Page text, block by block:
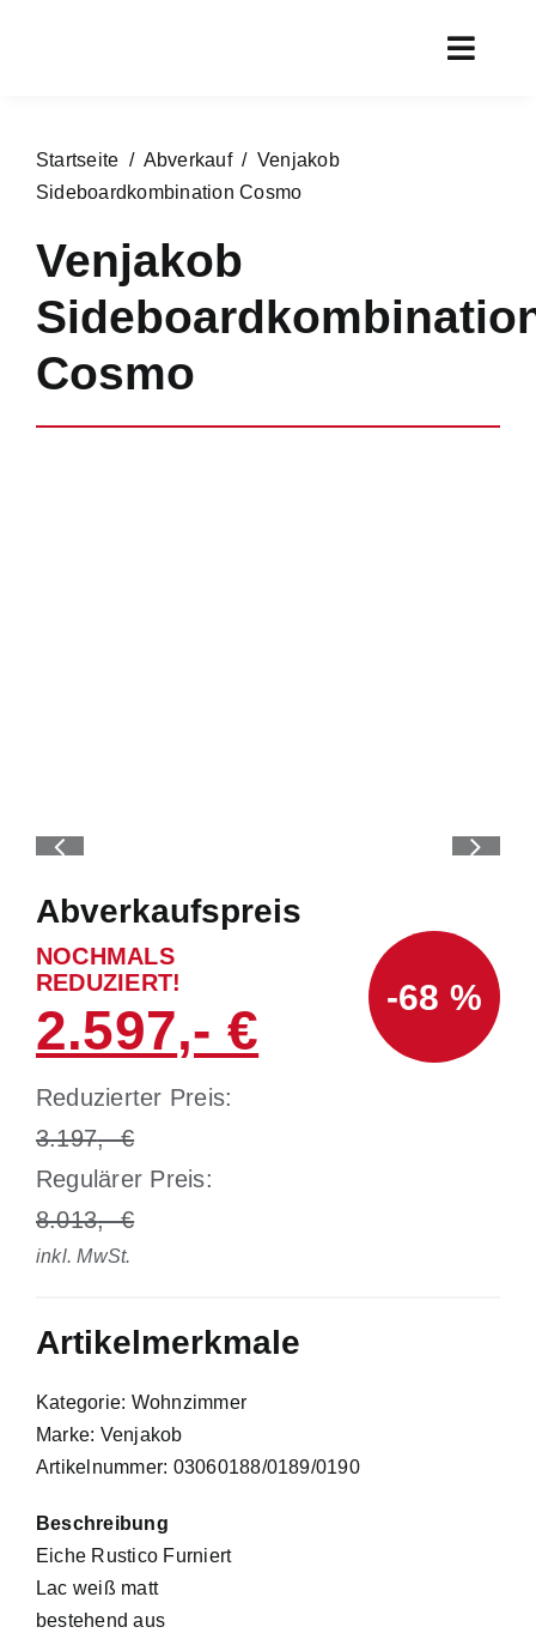
Startseite / Abverkauf/ Venjakob
Sideboardkombination Cosmo
Venjakob
Cosmo
Abverkaufspreis
NOCHMALS
REDUZIERT!
2.597
Reduzierter Preis:
3.197
Regulärer Preis:
8.013
inkl. MwSt.
-68 %
Artikelmerkmale
Kategorie: Wohnzimmer
Marke: Venjakob
Artikelnummer: 03060188/0189/0190
Beschreibung
Eiche Rustico Furniert
Lac weiß matt
bestehend aus